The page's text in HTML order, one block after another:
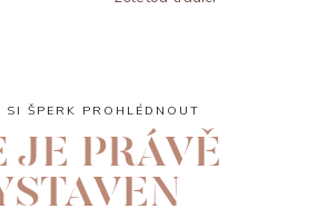
SI ŠPERK PROHLÉDNOUT
JE PRÁVĚ